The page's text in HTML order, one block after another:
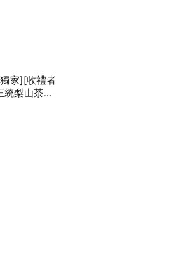
家][收禮者
梨山茶83
｜隨時享